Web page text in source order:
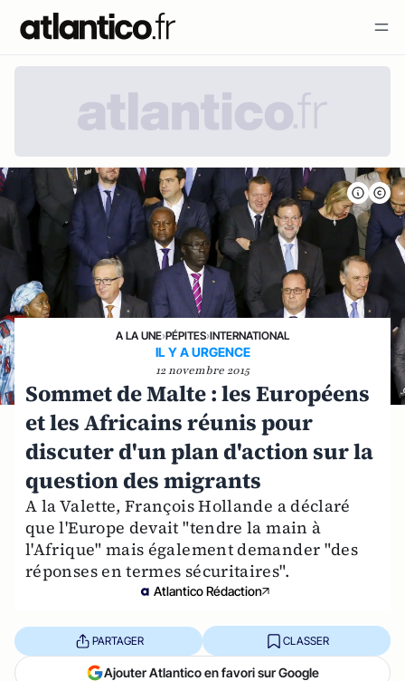
A LA UNE›PÉPITES›INTERNATIONAL
IL Y A URGENCE
12 novembre 2015
Sommet de Malte : les Européens
et les Africains réunis pour
discuter d'un plan d'action sur la
question des migrants
A la Valette, François Hollande a déclaré
que l'Europe devait "tendre la main à
l'Afrique" mais également demander "des
réponses en termes sécuritaires".
Atlantico Rédaction
PARTAGER CLASSER
Ajouter Atlantico en favori sur Google